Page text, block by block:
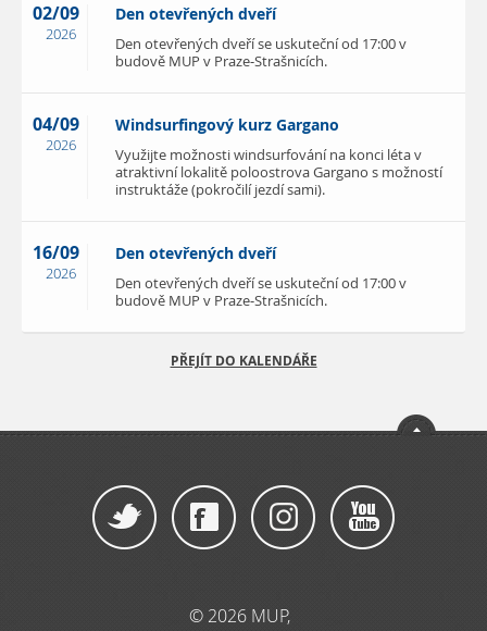
02/09
2026
Den otevřených dveří
Den otevřených dveří se uskuteční od 17:00 v
budově MUP v Praze-Strašnicích.
04/09
2026
Windsurfingový kurz Gargano
Využijte možnosti windsurfování na konci léta v
atraktivní lokalitě poloostrova Gargano s možností
instruktáže (pokročilí jezdí sami).
16/09
2026
Den otevřených dveří
Den otevřených dveří se uskuteční od 17:00 v
budově MUP v Praze-Strašnicích.
PŘEJÍT DO KALENDÁŘE
© 2026 MUP,